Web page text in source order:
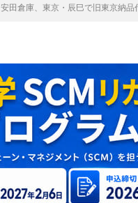
安田倉庫、東京・辰巳で旧東京納